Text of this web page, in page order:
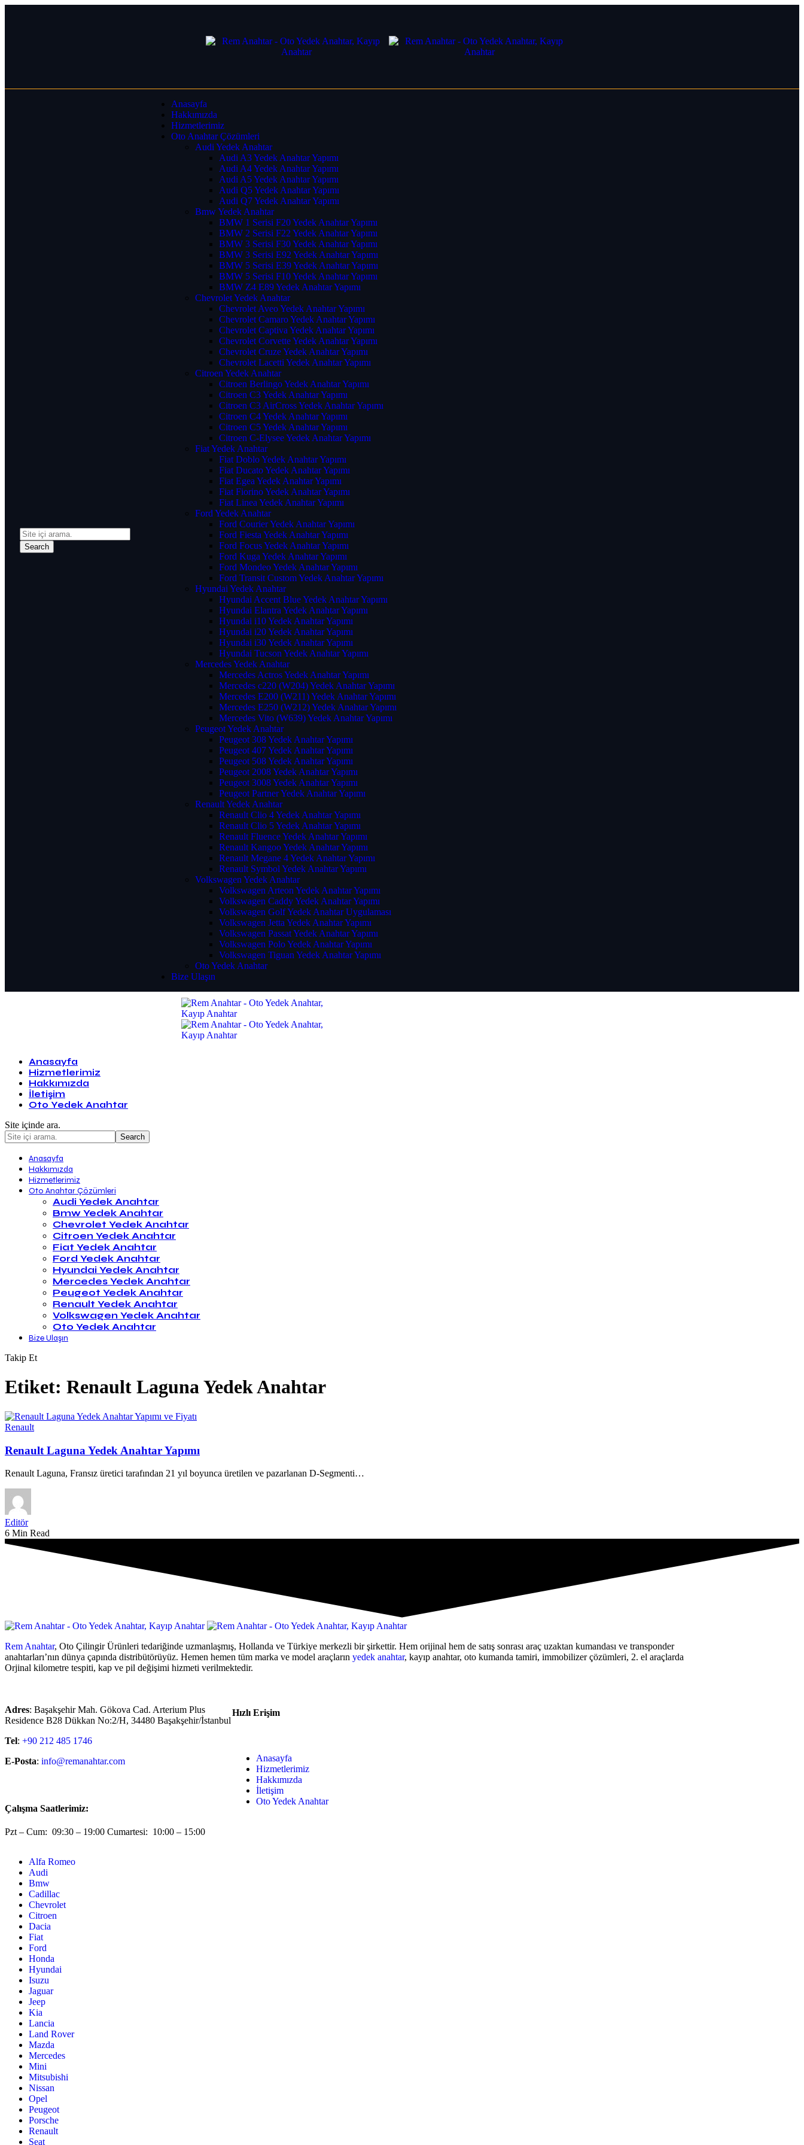
Anasayfa
Hakkımızda
Hizmetlerimiz
Oto Anahtar Çözümleri
Audi Yedek Anahtar
Audi A3 Yedek Anahtar Yapımı
Audi A4 Yedek Anahtar Yapımı
Audi A5 Yedek Anahtar Yapımı
Audi Q5 Yedek Anahtar Yapımı
Audi Q7 Yedek Anahtar Yapımı
Bmw Yedek Anahtar
BMW 1 Serisi F20 Yedek Anahtar Yapımı
BMW 2 Serisi F22 Yedek Anahtar Yapımı
BMW 3 Serisi F30 Yedek Anahtar Yapımı
BMW 3 Serisi E92 Yedek Anahtar Yapımı
BMW 5 Serisi E39 Yedek Anahtar Yapımı
BMW 5 Serisi F10 Yedek Anahtar Yapımı
BMW Z4 E89 Yedek Anahtar Yapımı
Chevrolet Yedek Anahtar
Chevrolet Aveo Yedek Anahtar Yapımı
Chevrolet Camaro Yedek Anahtar Yapımı
Chevrolet Captiva Yedek Anahtar Yapımı
Chevrolet Corvette Yedek Anahtar Yapımı
Chevrolet Cruze Yedek Anahtar Yapımı
Chevrolet Lacetti Yedek Anahtar Yapımı
Citroen Yedek Anahtar
Citroen Berlingo Yedek Anahtar Yapımı
Citroen C3 Yedek Anahtar Yapımı
Citroen C3 AirCross Yedek Anahtar Yapımı
Citroen C4 Yedek Anahtar Yapımı
Citroen C5 Yedek Anahtar Yapımı
Citroen C-Elysee Yedek Anahtar Yapımı
Fiat Yedek Anahtar
Fiat Doblo Yedek Anahtar Yapımı
Fiat Ducato Yedek Anahtar Yapımı
Fiat Egea Yedek Anahtar Yapımı
Fiat Fiorino Yedek Anahtar Yapımı
Fiat Linea Yedek Anahtar Yapımı
Ford Yedek Anahtar
Ford Courier Yedek Anahtar Yapımı
Ford Fiesta Yedek Anahtar Yapımı
Ford Focus Yedek Anahtar Yapımı
Ford Kuga Yedek Anahtar Yapımı
Ford Mondeo Yedek Anahtar Yapımı
Ford Transit Custom Yedek Anahtar Yapımı
Hyundai Yedek Anahtar
Hyundai Accent Blue Yedek Anahtar Yapımı
Hyundai Elantra Yedek Anahtar Yapımı
Hyundai i10 Yedek Anahtar Yapımı
Hyundai i20 Yedek Anahtar Yapımı
Hyundai i30 Yedek Anahtar Yapımı
Hyundai Tucson Yedek Anahtar Yapımı
Mercedes Yedek Anahtar
Mercedes Actros Yedek Anahtar Yapımı
Mercedes c220 (W204) Yedek Anahtar Yapımı
Mercedes E200 (W211) Yedek Anahtar Yapımı
Mercedes E250 (W212) Yedek Anahtar Yapımı
Mercedes Vito (W639) Yedek Anahtar Yapımı
Peugeot Yedek Anahtar
Peugeot 308 Yedek Anahtar Yapımı
Peugeot 407 Yedek Anahtar Yapımı
Peugeot 508 Yedek Anahtar Yapımı
Peugeot 2008 Yedek Anahtar Yapımı
Peugeot 3008 Yedek Anahtar Yapımı
Peugeot Partner Yedek Anahtar Yapımı
Renault Yedek Anahtar
Renault Clio 4 Yedek Anahtar Yapımı
Renault Clio 5 Yedek Anahtar Yapımı
Renault Fluence Yedek Anahtar Yapımı
Renault Kangoo Yedek Anahtar Yapımı
Renault Megane 4 Yedek Anahtar Yapımı
Renault Symbol Yedek Anahtar Yapımı
Volkswagen Yedek Anahtar
Volkswagen Arteon Yedek Anahtar Yapımı
Volkswagen Caddy Yedek Anahtar Yapımı
Volkswagen Golf Yedek Anahtar Uygulaması
Volkswagen Jetta Yedek Anahtar Yapımı
Volkswagen Passat Yedek Anahtar Yapımı
Volkswagen Polo Yedek Anahtar Yapımı
Volkswagen Tiguan Yedek Anahtar Yapımı
Oto Yedek Anahtar
Bize Ulaşın
Anasayfa
Hizmetlerimiz
Hakkımızda
İletişim
Oto Yedek Anahtar
Site içinde ara.
Anasayfa
Hakkımızda
Hizmetlerimiz
Oto Anahtar Çözümleri
Audi Yedek Anahtar
Bmw Yedek Anahtar
Chevrolet Yedek Anahtar
Citroen Yedek Anahtar
Fiat Yedek Anahtar
Ford Yedek Anahtar
Hyundai Yedek Anahtar
Mercedes Yedek Anahtar
Peugeot Yedek Anahtar
Renault Yedek Anahtar
Volkswagen Yedek Anahtar
Oto Yedek Anahtar
Bize Ulaşın
Takip Et
Etiket: Renault Laguna Yedek Anahtar
Renault
Renault Laguna Yedek Anahtar Yapımı
Renault Laguna, Fransız üretici tarafından 21 yıl boyunca üretilen ve pazarlanan D-Segmenti…
Editör
6 Min Read
Rem Anahtar, Oto Çilingir Ürünleri tedariğinde uzmanlaşmış, Hollanda ve Türkiye merkezli bir şirkettir. Hem orijinal hem de satış sonrası araç uzaktan kumandası ve transponder
anahtarları’nın dünya çapında distribütörüyüz. Hemen hemen tüm marka ve model araçların yedek anahtar, kayıp anahtar, oto kumanda tamiri, immobilizer çözümleri, 2. el araçlarda
Orjinal kilometre tespiti, kap ve pil değişimi hizmeti verilmektedir.
Adres: Başakşehir Mah. Gökova Cad. Arterium Plus
Residence B28 Dükkan No:2/H, 34480 Başakşehir/İstanbul
Tel: +90 212 485 1746
E-Posta: info@remanahtar.com
Çalışma Saatlerimiz:
Pzt – Cum: 09:30 – 19:00 Cumartesi: 10:00 – 15:00
Hızlı Erişim
Anasayfa
Hizmetlerimiz
Hakkımızda
İletişim
Oto Yedek Anahtar
Alfa Romeo
Audi
Bmw
Cadillac
Chevrolet
Citroen
Dacia
Fiat
Ford
Honda
Hyundai
Isuzu
Jaguar
Jeep
Kia
Lancia
Land Rover
Mazda
Mercedes
Mini
Mitsubishi
Nissan
Opel
Peugeot
Porsche
Renault
Seat